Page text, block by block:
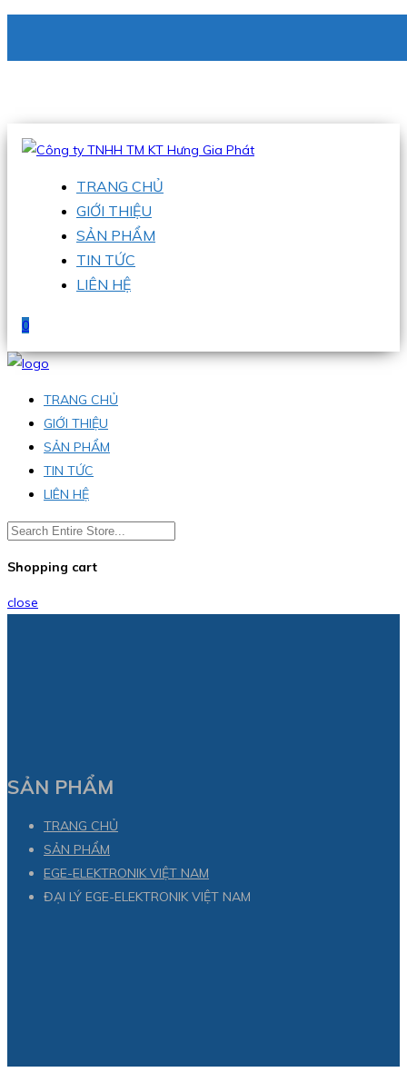
Hotline:0938 336 079
TRANG CHỦ
GIỚI THIỆU
SẢN PHẨM
TIN TỨC
LIÊN HỆ
0
TRANG CHỦ
GIỚI THIỆU
SẢN PHẨM
TIN TỨC
LIÊN HỆ
Shopping cart
close
SẢN PHẨM
TRANG CHỦ
SẢN PHẨM
EGE-ELEKTRONIK VIỆT NAM
ĐẠI LÝ EGE-ELEKTRONIK VIỆT NAM